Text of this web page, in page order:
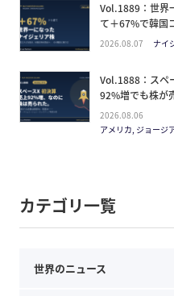
Vol.1889：世
て＋67%で韓国
方
2026.08.07 ナイ
Vol.1888：スペ
92%増でも株が
の買い方。
2026.08.06
アメリカ, ジョージ
カテゴリ一覧
世界のニュース